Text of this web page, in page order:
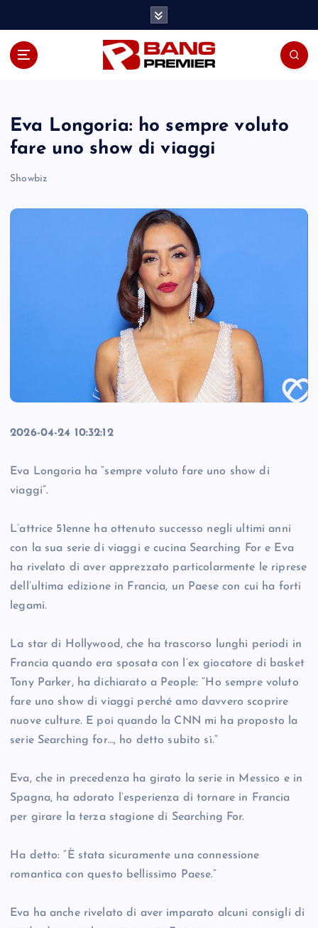
Eva Longoria: ho sempre voluto
fare uno show di viaggi
Showbiz
2026-04-24 10:32:12
Eva Longoria ha “sempre voluto fare uno show di
viaggi”.
L’attrice 51enne ha ottenuto successo negli ultimi anni
con la sua serie di viaggi e cucina Searching For e Eva
ha rivelato di aver apprezzato particolarmente le riprese
dell’ultima edizione in Francia, un Paese con cui ha forti
legami.
La star di Hollywood, che ha trascorso lunghi periodi in
Francia quando era sposata con l’ex giocatore di basket
Tony Parker, ha dichiarato a People: “Ho sempre voluto
fare uno show di viaggi perché amo davvero scoprire
nuove culture. E poi quando la CNN mi ha proposto la
serie Searching for…, ho detto subito sì.”
Eva, che in precedenza ha girato la serie in Messico e in
Spagna, ha adorato l’esperienza di tornare in Francia
per girare la terza stagione di Searching For.
Ha detto: “È stata sicuramente una connessione
romantica con questo bellissimo Paese.”
Eva ha anche rivelato di aver imparato alcuni consigli di